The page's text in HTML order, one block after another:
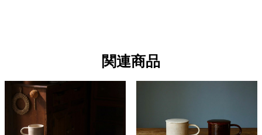
も貫入（表皮の亀裂）が入りやすい性質があります
が、使用上の問題ははございません。
関連商品